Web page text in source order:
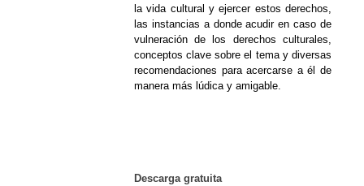
la vida cultural y ejercer estos derechos
las instancias a donde acudir en caso de
vulneración de los derechos culturales,
conceptos clave sobre el tema y diversas
recomendaciones para acercarse a él de
manera más lúdica y amigable.
Descarga gratuita